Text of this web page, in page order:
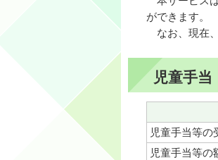
ができます。
なお、現在
児童手当
児童手当等の
児童手当等の